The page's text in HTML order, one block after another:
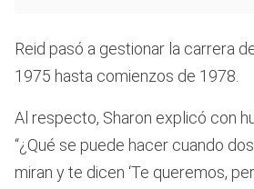
Reid pasó a gestionar la carrera
1975 hasta comienzos de 1978.
Al respecto, Sharon explicó con
“¿Qué se puede hacer cuando
miran y te dicen ‘Te queremos,